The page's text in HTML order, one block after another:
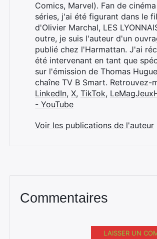
Comics, Marvel). Fan de
séries, j'ai été figurant dans le
d'Olivier Marchal, LES
outre, je suis l'auteur d'un
publié chez l'Harmattan. J'ai
été intervenant en tant que
sur l'émission de Thomas
chaîne TV B Smart. Retrouvez-
LinkedIn, X, TikTok,
- YouTube
Voir les publications de l'auteur
Commentaires
LAISSER UN